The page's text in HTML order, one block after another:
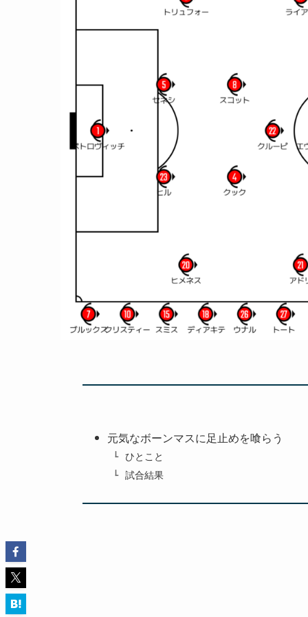
元気なボーンマスに足止めを喰らう
ひとこと
試合結果